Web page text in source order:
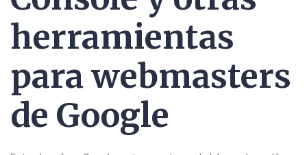
herramientas
para webmasters
de Google